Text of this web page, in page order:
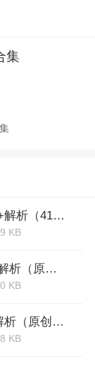
集
2020~2024公安岗历年面试真题+解析（41套）
KB
2020~2024黑龙江省考面试真题解析（原创解析38套）
KB
2019~2024浙江省考面试真题+解析（原创解析34套）
KB